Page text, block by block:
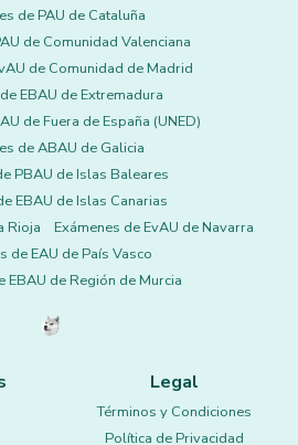
de PAU de Cataluña
de Comunidad Valenciana
de Comunidad de Madrid
EBAU de Extremadura
de Fuera de España (UNED)
de ABAU de Galicia
PBAU de Islas Baleares
EBAU de Islas Canarias
Rioja
Exámenes de EvAU de Navarra
de EAU de País Vasco
EBAU de Región de Murcia
Legal
Términos y Condiciones
Política de Privacidad